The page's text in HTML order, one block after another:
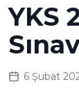
YKS
6 Şubat